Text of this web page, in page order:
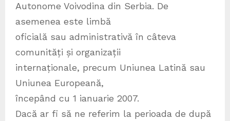
Autonome Voivodina din Serbia. De
asemenea este limbă
oficială sau administrativă în câteva
comunități și organizații
internaționale, precum Uniunea Latină sau
Uniunea Europeană,
începând cu 1 ianuarie 2007.
Dacă ar fi să ne referim la perioada de după